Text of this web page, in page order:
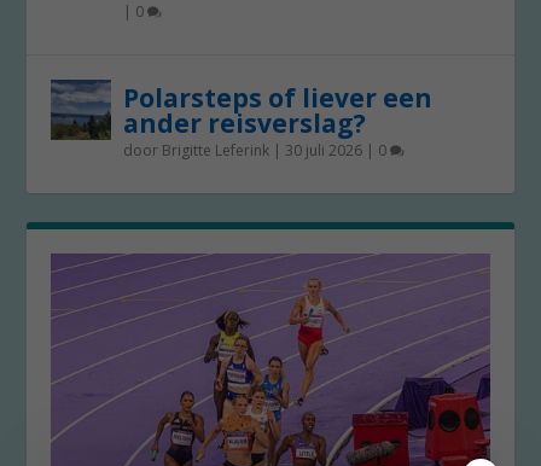
| 0
Polarsteps of liever een
ander reisverslag?
door Brigitte Leferink | 30 juli 2026 | 0